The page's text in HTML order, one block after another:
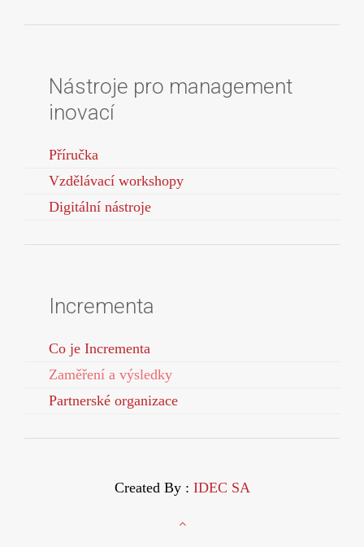
Nástroje pro management
inovací
Příručka
Vzdělávací workshopy
Digitální nástroje
Incrementa
Co je Incrementa
Zaměření a výsledky
Partnerské organizace
Created By : IDEC SA